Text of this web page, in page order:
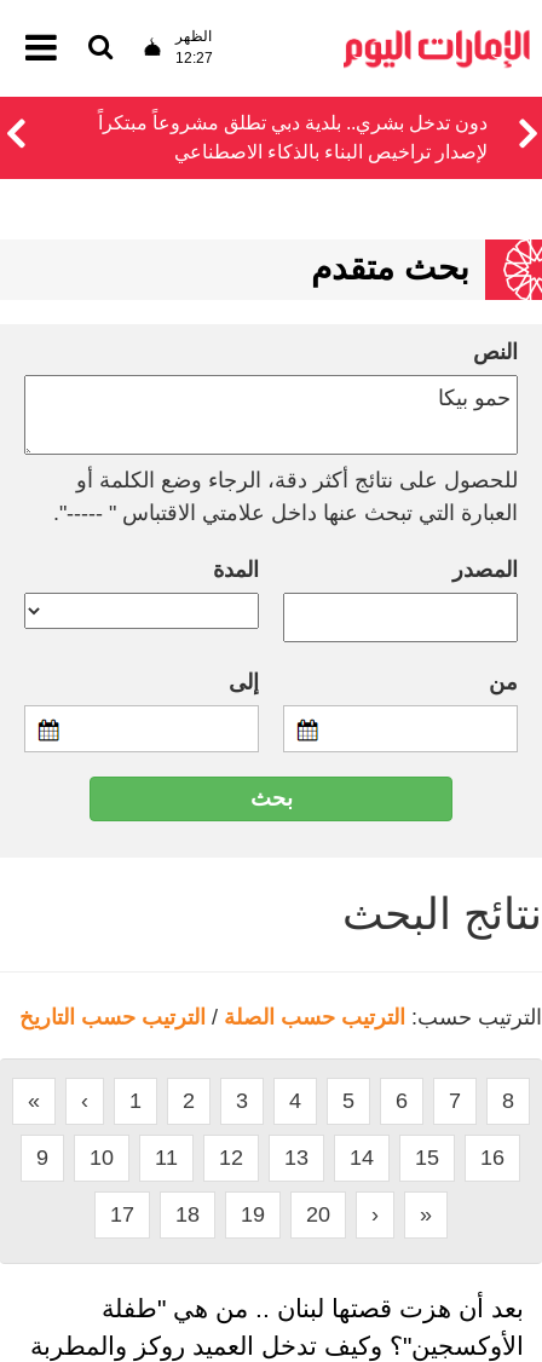
الظهر
12:27
دون تدخل بشري.. بلدية دبي تطلق مشروعاً مبتكراً
لإصدار تراخيص البناء بالذكاء الاصطناعي
بحث متقدم
النص
للحصول على نتائج أكثر دقة، الرجاء وضع الكلمة أو
العبارة التي تبحث عنها داخل علامتي الاقتباس " -----".
المصدر المدة
من إلى
نتائج البحث
الترتيب حسب: الترتيب حسب الصلة / الترتيب حسب التاريخ
« ‹ 1 2 3 4 5 6 7 8
9 10 11 12 13 14 15 16
17 18 19 20 › »
بعد أن هزت قصتها لبنان .. من هي "طفلة
الأوكسجين"؟ وكيف تدخل العميد روكز والمطربة